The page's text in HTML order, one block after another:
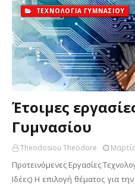
ΤΕΧΝΟΛΟΓΙΑ ΓΥΜΝΑΣΙΟΥ
Έτοιμες
Γυμνασίου
Theodosiou Theodore
Προτεινόμενες Εργασίες
Ιδέες) Η επιλογή θέματος για